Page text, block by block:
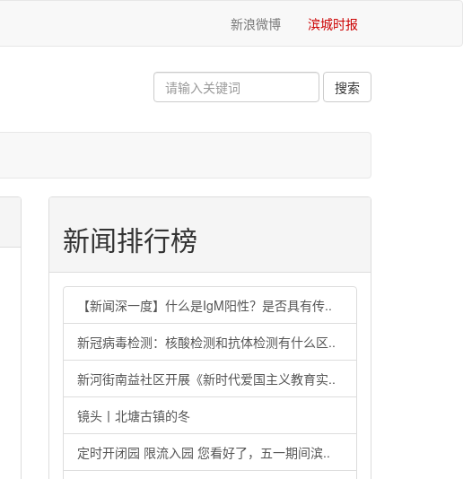
新浪微博 滨城时报
新闻排行榜
【新闻深一度】什么是IgM阳性？是否具有传..
新冠病毒检测：核酸检测和抗体检测有什么区..
新河街南益社区开展《新时代爱国主义教育实..
镜头丨北塘古镇的冬
定时开闭园 限流入园 您看好了，五一期间滨..